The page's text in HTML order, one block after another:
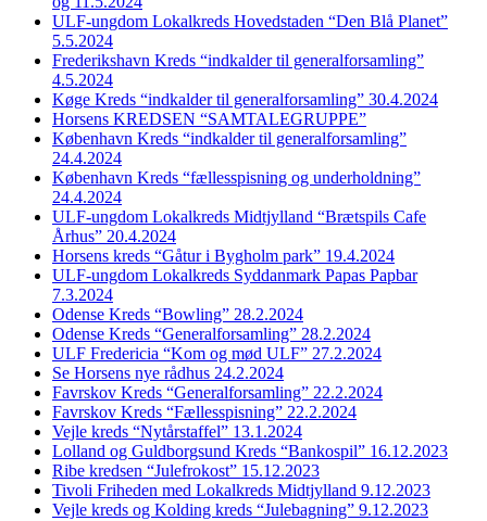
ULF-ungdom Lokalkreds Hovedstaden “Den Blå Planet”
5.5.2024
Frederikshavn Kreds “indkalder til generalforsamling”
4.5.2024
Køge Kreds “indkalder til generalforsamling” 30.4.2024
Horsens KREDSEN “SAMTALEGRUPPE”
København Kreds “indkalder til generalforsamling”
24.4.2024
København Kreds “fællesspisning og underholdning”
24.4.2024
ULF-ungdom Lokalkreds Midtjylland “Brætspils Cafe
Århus” 20.4.2024
Horsens kreds “Gåtur i Bygholm park” 19.4.2024
ULF-ungdom Lokalkreds Syddanmark Papas Papbar
7.3.2024
Odense Kreds “Bowling” 28.2.2024
Odense Kreds “Generalforsamling” 28.2.2024
ULF Fredericia “Kom og mød ULF” 27.2.2024
Se Horsens nye rådhus 24.2.2024
Favrskov Kreds “Generalforsamling” 22.2.2024
Favrskov Kreds “Fællesspisning” 22.2.2024
Vejle kreds “Nytårstaffel” 13.1.2024
Lolland og Guldborgsund Kreds “Bankospil” 16.12.2023
Ribe kredsen “Julefrokost” 15.12.2023
Tivoli Friheden med Lokalkreds Midtjylland 9.12.2023
Vejle kreds og Kolding kreds “Julebagning” 9.12.2023